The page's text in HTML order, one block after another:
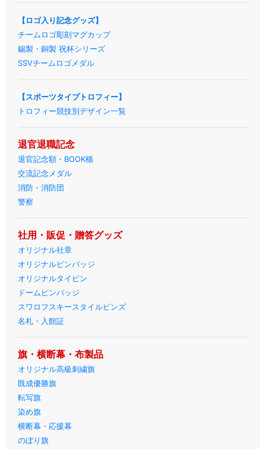
【ロゴ入り記念グッズ】
チームロゴ彫刻マグカップ
錫製・銅製 祝杯シリーズ
SSVチームロゴメダル
【スポーツタイプトロフィー】
トロフィー競技別デザイン一覧
退官退職記念
退官記念額・BOOK楯
交流記念メダル
消防・消防団
警察
社用・販促・贈答グッズ
オリジナル社章
オリジナルピンバッジ
オリジナルタイピン
ドームピンバッジ
スワロフスキースタイルピンズ
名札・入館証
旗・横断幕・布製品
オリジナル高級刺繍旗
既成優勝旗
転写旗
染め旗
横断幕・応援幕
のぼり旗